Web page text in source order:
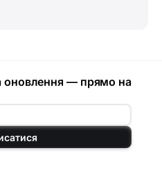
оновлення — прямо на